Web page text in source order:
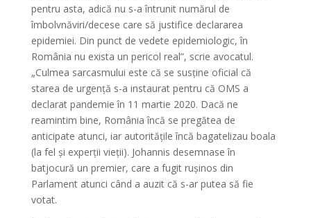
pentru asta, adică nu s-a întrunit numărul de
îmbolvnăviri/decese care să justifice declararea
epidemiei. Din punct de vedete epidemiologic, în
România nu exista un pericol real”, scrie avocatul.
„Culmea sarcasmului este că se susține oficial că
starea de urgență s-a instaurat pentru că OMS a
declarat pandemie în 11 martie 2020. Dacă ne
reamintim bine, România încă se pregătea de
anticipate atunci, iar autoritățile încă bagatelizau boala
(la fel și experții vieții). Johannis desemnase în
batjocură un premier, care a fugit rușinos din
Parlament atunci când a auzit că s-ar putea să fie
votat.